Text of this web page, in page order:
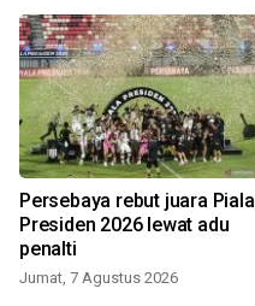
Persebaya rebut juara Piala
Presiden 2026 lewat adu
penalti
Jumat, 7 Agustus 2026